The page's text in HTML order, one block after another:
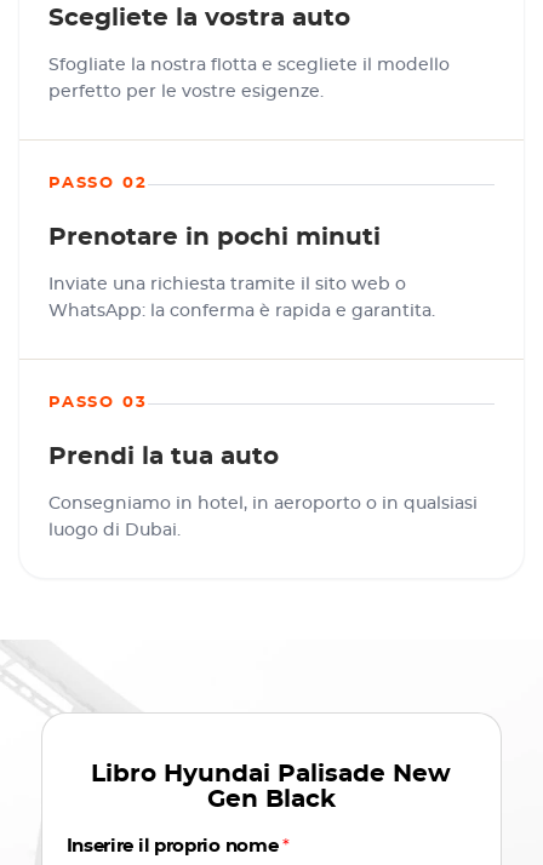
Scegliete la vostra auto
Sfogliate la nostra flotta e scegliete il modello
perfetto per le vostre esigenze.
PASSO 02
Prenotare in pochi minuti
Inviate una richiesta tramite il sito web o
WhatsApp: la conferma è rapida e garantita.
PASSO 03
Prendi la tua auto
Consegniamo in hotel, in aeroporto o in qualsiasi
luogo di Dubai.
Libro Hyundai Palisade New
Gen Black
Inserire il proprio nome*